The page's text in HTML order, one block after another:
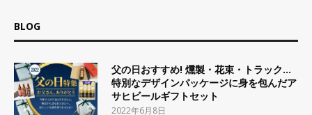
BLOG
父の日おすすめ! 燻製・花束・トラック…
特別なデザインパッケージに身を包んだア
サヒビールギフトセット
2022年6月8日